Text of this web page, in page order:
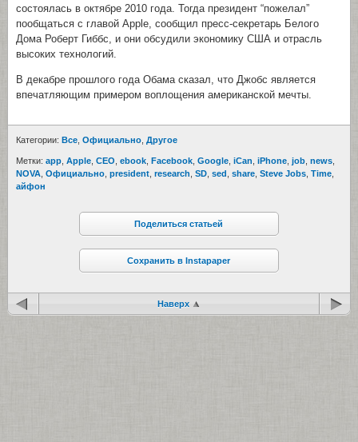
состоялась в октябре 2010 года. Тогда президент “пожелал”
пообщаться с главой Apple, сообщил пресс-секретарь Белого
Дома Роберт Гиббс, и они обсудили экономику США и отрасль
высоких технологий.
В декабре прошлого года Обама сказал, что Джобс является
впечатляющим примером воплощения американской мечты.
Категории: Все Официально Другое
Метки: app Apple CEO ebook Facebook Google iCan iPhone job news
NOVA Официально president research SD sed share Steve Jobs Time
айфон
Поделиться статьей
Сохранить в Instapaper
Наверх